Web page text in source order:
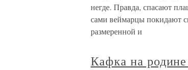
негде. Правда, спасают
сами веймарцы покидают
размеренной и
Кафка на